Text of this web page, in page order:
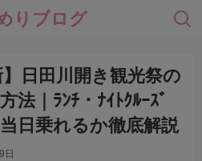
りブログ
】日田川開き観光祭の
法｜ﾗﾝﾁ・ﾅｲﾄｸﾙｰｽﾞ
日乗れるか徹底解説
日